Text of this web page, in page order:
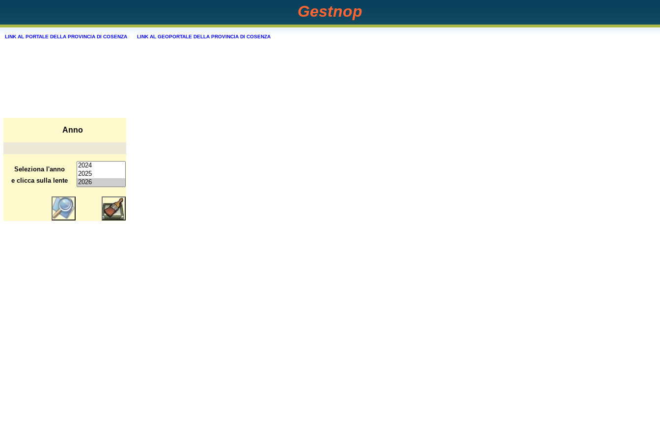
Gestnop
LINK AL PORTALE DELLA PROVINCIA DI COSENZA LINK AL GEOPORTALE DELLA PROVINCIA DI COSENZA
Anno
Seleziona l'anno
e clicca sulla lente